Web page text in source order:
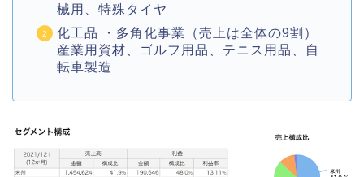
械用、特殊タイヤ
化工品 ・多角化事業（売上は全体の9割）
産業用資材、ゴルフ用品、テニス用品、自
転車製造